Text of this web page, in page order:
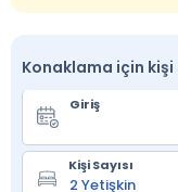
Konaklama için kişi
Giriş
Kişi Sayısı